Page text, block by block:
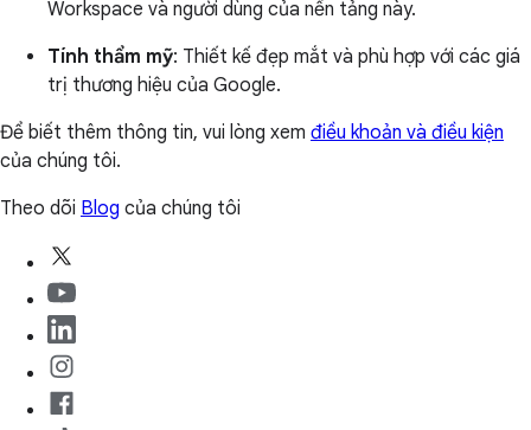
Workspace và người dùng của nền tảng này.
Tính thẩm mỹ: Thiết kế đẹp mắt và phù hợp với các giá
trị thương hiệu của Google.
Để biết thêm thông tin, vui lòng xem điều khoản và điều kiện
của chúng tôi.
Theo dõi Blog của chúng tôi